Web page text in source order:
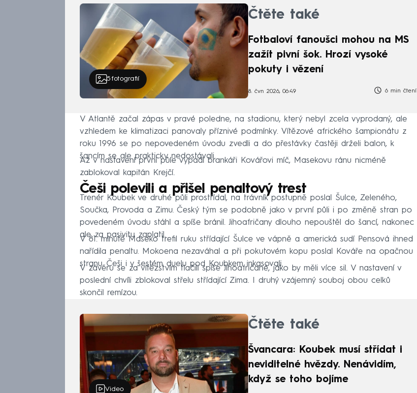
5fotografií
Čtěte také
Fotbaloví fanoušci mohou na MS
zažít pivní šok. Hrozí vysoké
pokuty i vězení
8. čvn 2026, 06:49 6 min čtení
V Atlantě začal zápas v pravé poledne, na stadionu, který nebyl zcela vyprodaný, ale
vzhledem ke klimatizaci panovaly příznivé podmínky. Vítězové afrického šampionátu z
roku 1996 se po nepovedeném úvodu zvedli a do přestávky častěji drželi balon, k
šancím se ale prakticky nedostávali.
Až v nastavení první půle vypadl brankáři Kovářovi míč, Masekovu ránu nicméně
zablokoval kapitán Krejčí.
Češi polevili a přišel penaltový trest
Trenér Koubek ve druhé půli prostřídal, na trávník postupně poslal Šulce, Zeleného,
Součka, Provoda a Zimu. Český tým se podobně jako v první půli i po změně stran po
povedeném úvodu stáhl a spíše bránil. Jihoafričany dlouho nepouštěl do šancí, nakonec
ale za pasivitu zaplatil.
V 81. minutě Maseko trefil ruku střídající Šulce ve vápně a americká sudí Pensová ihned
nařídila penaltu. Mokoena nezaváhal a při pokutovém kopu poslal Kováře na opačnou
stranu. Češi i v šestém duelu pod Koubkem inkasovali.
V závěru se za vítězstvím tlačili spíše Jihoafričané, jako by měli více sil. V nastavení v
poslední chvíli zblokoval střelu střídající Zima. I druhý vzájemný souboj obou celků
skončil remízou.
Video
Čtěte také
Švancara: Koubek musí střídat i
neviditelné hvězdy. Nenávidím,
když se toho bojíme